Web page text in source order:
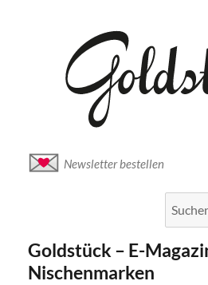
Newsletter bestellen
nach:
Goldstück – E-
Nischenmarken